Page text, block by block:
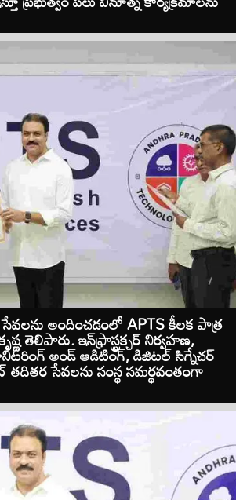
సేవలను అందించడంలో APTS కీలక పాత్ర
తెలిపారు. ఇన్‌ఫ్రాస్ట్రక్చర్ నిర్వహణ,
అండ్ ఆడిటింగ్, డిజిటల్ సిగ్నేచర్
తదితర సేవలను సంస్థ సమర్థవంతంగా